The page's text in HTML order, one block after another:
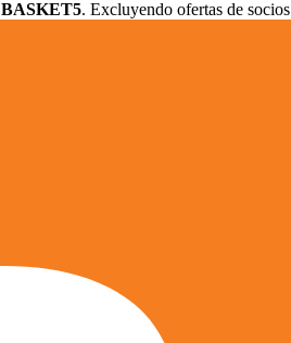
BASKET5. Excluyendo ofertas de socios